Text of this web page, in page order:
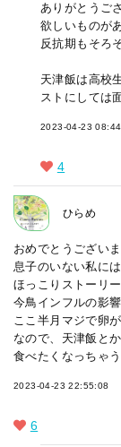
ありがとうご
欲しいものが
反抗期もそろ
天津飯は高校
ストにしては
2023-04-23
4
ひらめ
おめでとうござい
息子のいない私に
ほっこりストーリ
今鳥インフルの影
ここ半月マジで卵
なので、天津飯と
食べたくなっちゃ
2023-04-23 22:55:08
6